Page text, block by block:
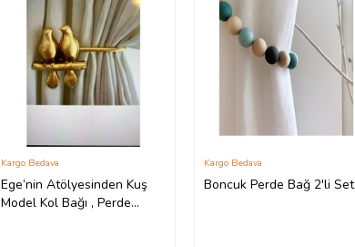
Ege’nin Atölyesinden Kuş
Model Kol Bağı , Perde
Kargo Bedava
Boncuk Perde Bağ 2'li Set
Kargo Bedava